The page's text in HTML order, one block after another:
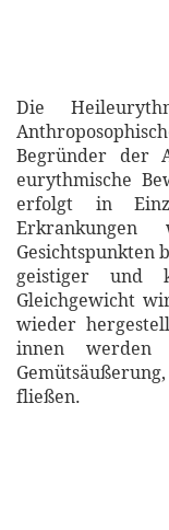
Die
Begründer der
eurythmische
erfolgt in
Erkrankungen
Gesichtspunkten
geistiger und
Gleichgewicht
wieder
innen werden
fließen.